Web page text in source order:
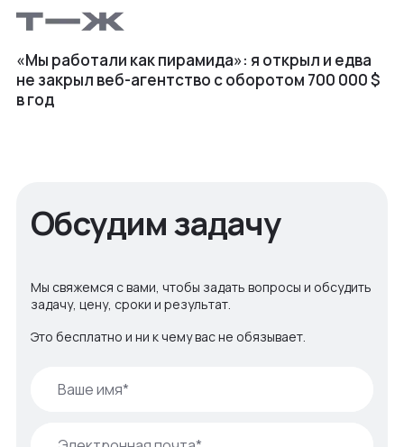
«Мы работали как пирамида»: я открыл и едва
не закрыл веб⁠-⁠агентство с оборотом 700 000 $
в год
Обсудим задачу
Мы свяжемся с вами, чтобы задать вопросы и обсудить
задачу, цену, сроки и результат.
Это бесплатно и ни к чему вас не обязывает.